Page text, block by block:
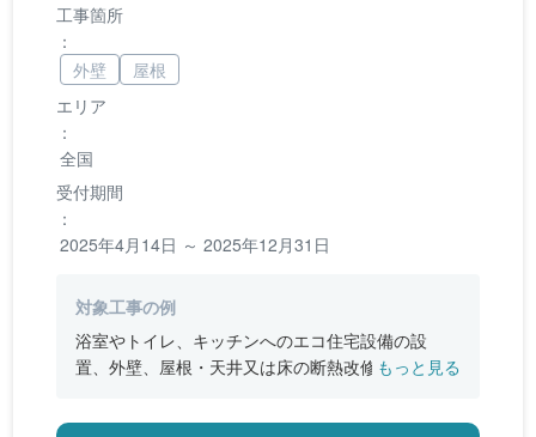
エリア
：
全国
受付期間
：
2025年4月14日 ～ 2025年12月31日
工事箇所
：
外壁
屋根
対象工事の例
浴室やトイレ、キッチンへのエコ住宅設備の設
置、外壁、屋根・天井又は床の断熱改修、窓やド
のバリアフリー改修
もっと見る